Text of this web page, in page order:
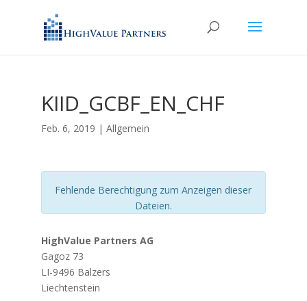
KIID_GCBF_EN_CHF
Feb. 6, 2019 | Allgemein
Fehlende Berechtigung zum Anzeigen dieser
Dateien.
HighValue Partners AG
Gagoz 73
LI-9496 Balzers
Liechtenstein